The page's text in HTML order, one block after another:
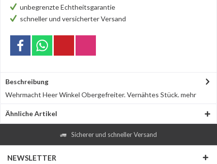
unbegrenzte Echtheitsgarantie
schneller und versicherter Versand
Beschreibung
Wehrmacht Heer Winkel Obergefreiter. Vernähtes Stück.mehr
Ähnliche Artikel
Sicherer und schneller Versand
NEWSLETTER